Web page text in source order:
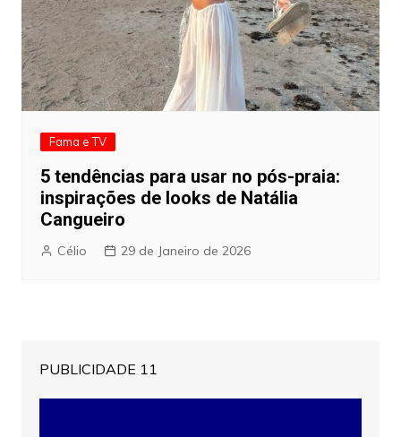
Fama e TV
5 tendências para usar no pós-praia:
inspirações de looks de Natália
Cangueiro
Célio 29 de Janeiro de 2026
PUBLICIDADE 11